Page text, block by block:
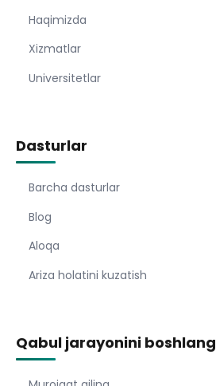
Haqimizda
Xizmatlar
Universitetlar
Dasturlar
Barcha dasturlar
Blog
Aloqa
Ariza holatini kuzatish
Qabul jarayonini boshlang